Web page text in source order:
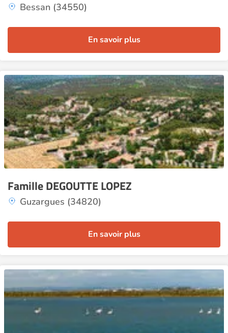
Bessan (34550)
En savoir plus
Famille DEGOUTTE LOPEZ
Guzargues (34820)
En savoir plus